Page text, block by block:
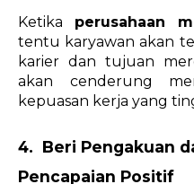
Ketika perusahaan
tentu karyawan akan
karier dan tujuan
akan cenderung
kepuasan kerja yang
4.  Beri Pengakuan
Pencapaian Positif